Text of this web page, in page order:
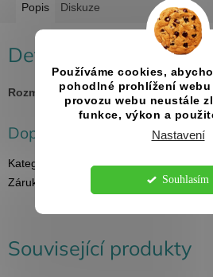
Používáme cookies,
pohodlné prohlížení webu
provozu webu neustále
funkce, výkon a
Nastavení
Souhlasím
Související produkty
Popis Diskuze
Detailní popis produktu
Rozměry: 30x40cm, 40x50cm a
Doplňkové parametry
Kategorie
Svatební programy
Záruka